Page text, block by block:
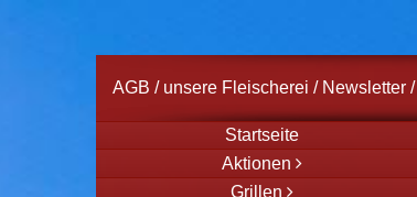
AGB / unsere Fleischerei / Newsletter /
Startseite
Aktionen
Grillen